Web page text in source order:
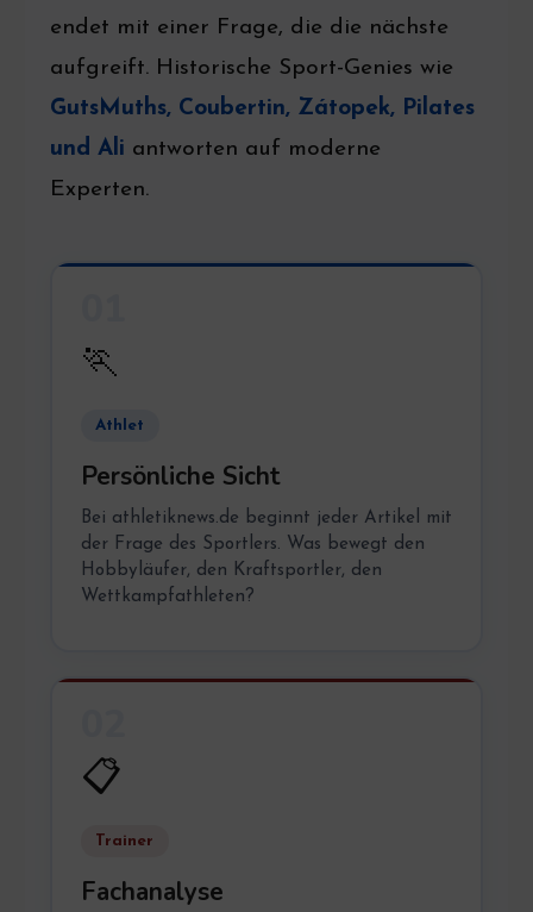
endet mit einer Frage, die die nächste
aufgreift. Historische Sport-Genies wie
GutsMuths, Coubertin, Zátopek, Pilates
und Ali antworten auf moderne
Experten.
🏃
Athlet
Persönliche Sicht
Bei athletiknews.de beginnt jeder Artikel mit
der Frage des Sportlers. Was bewegt den
Hobbyläufer, den Kraftsportler, den
Wettkampfathleten?
📋
Trainer
Fachanalyse